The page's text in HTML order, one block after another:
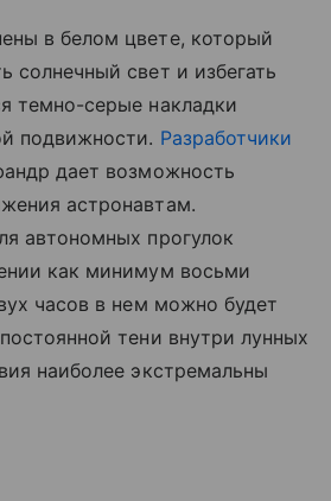
в белом цвете, который
солнечный свет и избегать
темно-серые накладки
подвижности. Разработчики
дает возможность
астронавтам.
автономных прогулок
как минимум восьми
часов в нем можно будет
тени внутри лунных
наиболее экстремальны